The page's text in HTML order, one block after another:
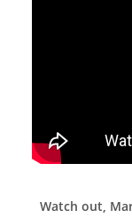
Watch out,